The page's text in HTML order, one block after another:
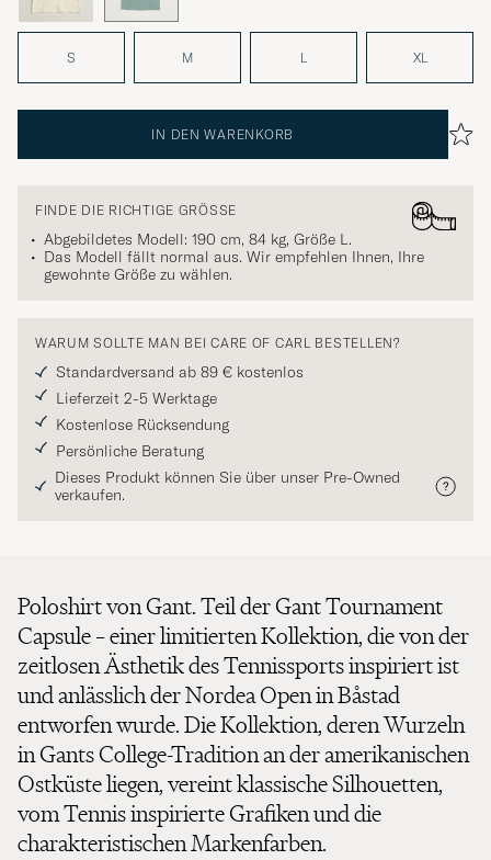
S M L XL
IN DEN WARENKORB
FINDE DIE RICHTIGE GRÖSSE
Abgebildetes Modell: 190 cm, 84 kg, Größe L.
Das Modell fällt normal aus. Wir empfehlen Ihnen, Ihre
gewohnte Größe zu wählen.
WARUM SOLLTE MAN BEI CARE OF CARL BESTELLEN?
Standardversand ab 89 € kostenlos
Lieferzeit 2-5 Werktage
Kostenlose Rücksendung
Persönliche Beratung
Dieses Produkt können Sie über unser Pre-Owned
verkaufen.
Poloshirt von Gant. Teil der Gant Tournament
Capsule – einer limitierten Kollektion, die von der
zeitlosen Ästhetik des Tennissports inspiriert ist
und anlässlich der Nordea Open in Båstad
entworfen wurde. Die Kollektion, deren Wurzeln
in Gants College-Tradition an der amerikanischen
Ostküste liegen, vereint klassische Silhouetten,
vom Tennis inspirierte Grafiken und die
charakteristischen Markenfarben.